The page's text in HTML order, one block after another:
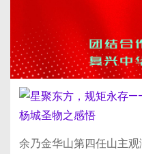
余乃金华山第四任山主